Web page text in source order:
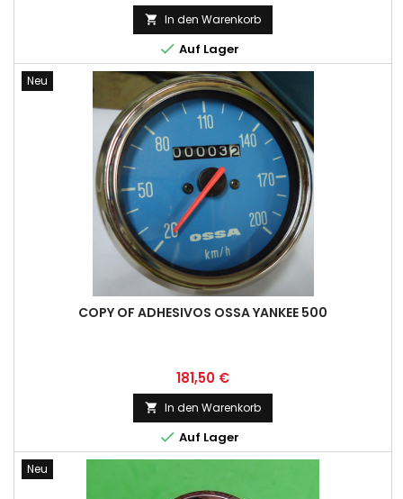
 In den Warenkorb
 Auf Lager
Neu
COPY OF ADHESIVOS OSSA YANKEE 500
Preis
181,50 €
 In den Warenkorb
 Auf Lager
Neu